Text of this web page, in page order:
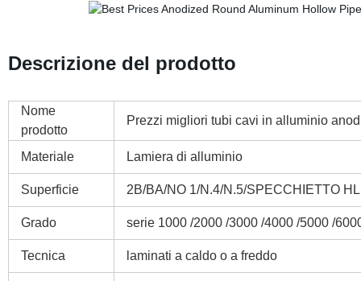
Descrizione del prodotto
Nome
prodotto
Prezzi migliori tubi cavi in alluminio
Materiale Lamiera di alluminio
Superficie 2B/BA/NO 1/N.4/N.5/SPECCHIETTO HL
Grado serie 1000 /2000 /3000 /4000 /5000 /
Tecnica laminati a caldo o a freddo